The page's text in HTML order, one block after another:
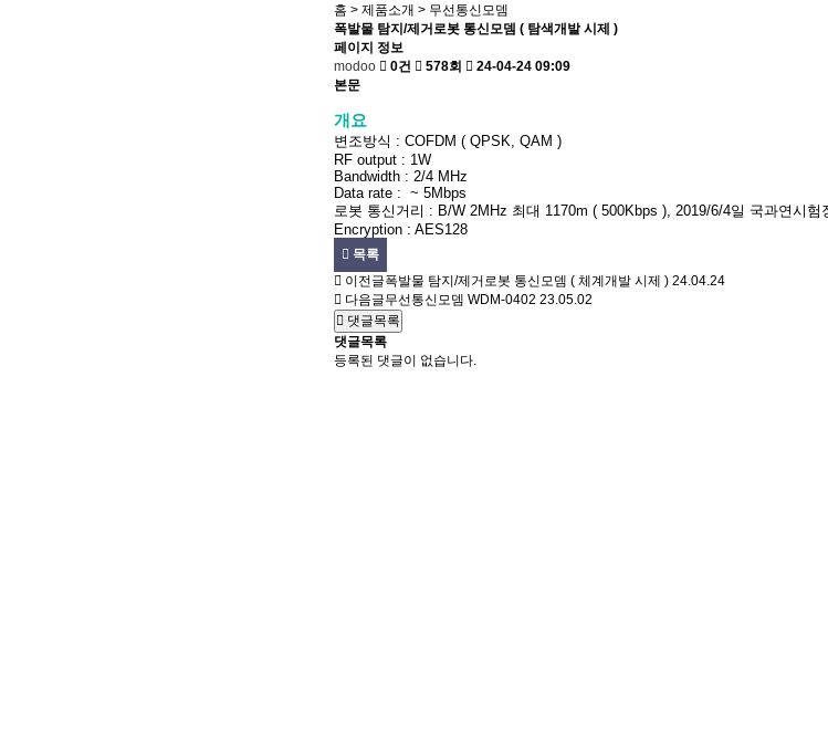
홈 > 제품소개 > 무선통신모뎀
폭발물 탐지/제거로봇 통신모뎀 ( 탐색개발 시제 )
페이지 정보
modoo
0건 578회
24-04-24 09:09
본문
개요
변조방식 : COFDM ( QPSK, QAM )
RF output : 1W
Bandwidth : 2/4 MHz
Data rate : ~ 5Mbps
로봇 통신거리 : B/W 2MHz 최대 1170m ( 500Kbps ), 2019/6/4일 국과연시험
Encryption : AES128
목록
이전글폭발물 탐지/제거로봇 통신모뎀 ( 체계개발 시제 ) 24.04.24
다음글무선통신모뎀 WDM-0402 23.05.02
댓글목록
댓글목록
등록된 댓글이 없습니다.